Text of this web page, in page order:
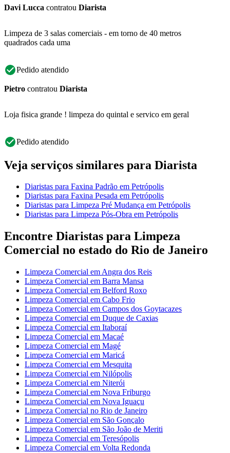
Davi Lucca contratou Diarista
Limpeza de 3 salas comerciais - em torno de 40 metros
quadrados cada uma
Pedido atendido
Pietro contratou Diarista
Loja fisica grande ! limpeza do quintal e servico em geral
Pedido atendido
Veja serviços similares para Diarista
Diaristas para Faxina Padrão em Petrópolis
Diaristas para Faxina Pesada em Petrópolis
Diaristas para Limpeza Pré Mudança em Petrópolis
Diaristas para Limpeza Pós-Obra em Petrópolis
Encontre Diaristas para Limpeza
Comercial no estado do Rio de Janeiro
Limpeza Comercial em Angra dos Reis
Limpeza Comercial em Barra Mansa
Limpeza Comercial em Belford Roxo
Limpeza Comercial em Cabo Frio
Limpeza Comercial em Campos dos Goytacazes
Limpeza Comercial em Duque de Caxias
Limpeza Comercial em Itaboraí
Limpeza Comercial em Macaé
Limpeza Comercial em Magé
Limpeza Comercial em Maricá
Limpeza Comercial em Mesquita
Limpeza Comercial em Nilópolis
Limpeza Comercial em Niterói
Limpeza Comercial em Nova Friburgo
Limpeza Comercial em Nova Iguaçu
Limpeza Comercial no Rio de Janeiro
Limpeza Comercial em São Gonçalo
Limpeza Comercial em São João de Meriti
Limpeza Comercial em Teresópolis
Limpeza Comercial em Volta Redonda